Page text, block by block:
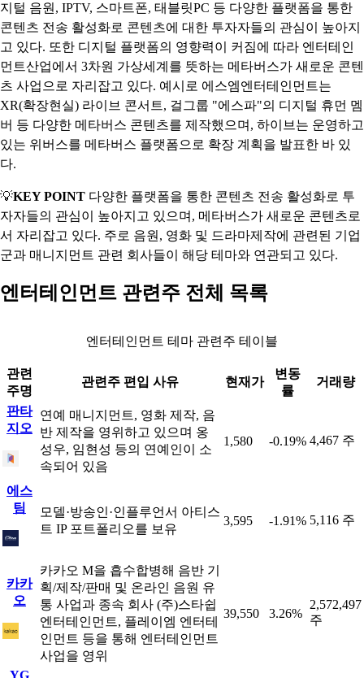
지털 음원, IPTV, 스마트폰, 태블릿PC 등 다양한 플랫폼을 통한
콘텐츠 전송 활성화로 콘텐츠에 대한 투자자들의 관심이 높아지
고 있다. 또한 디지털 플랫폼의 영향력이 커짐에 따라 엔터테인
먼트산업에서 3차원 가상세계를 뜻하는 메타버스가 새로운 콘텐
츠 사업으로 자리잡고 있다. 예시로 에스엠엔터테인먼트는
XR(확장현실) 라이브 콘서트, 걸그룹 "에스파"의 디지털 휴먼 멤
버 등 다양한 메타버스 콘텐츠를 제작했으며, 하이브는 운영하고
있는 위버스를 메타버스 플랫폼으로 확장 계획을 발표한 바 있
다.
💡KEY POINT 다양한 플랫폼을 통한 콘텐츠 전송 활성화로 투
자자들의 관심이 높아지고 있으며, 메타버스가 새로운 콘텐츠로
서 자리잡고 있다. 주로 음원, 영화 및 드라마제작에 관련된 기업
군과 매니지먼트 관련 회사들이 해당 테마와 연관되고 있다.
엔터테인먼트 관련주 전체 목록
엔터테인먼트 테마 관련주 테이블
관련
주명
관련주 편입 사유 현재가
변동
률
거래량
판타
지오
연예 매니지먼트, 영화 제작, 음
반 제작을 영위하고 있으며 옹
성우, 임현성 등의 연예인이 소
속되어 있음
1,580 -0.19% 4,467 주
에스
팀
모델·방송인·인플루언서 아티스
트 IP 포트폴리오를 보유
3,595 -1.91% 5,116 주
카카
오
카카오 M을 흡수합병해 음반 기
획/제작/판매 및 온라인 음원 유
통 사업과 종속 회사 (주)스타쉽
엔터테인먼트, 플레이엠 엔터테
인먼트 등을 통해 엔터테인먼트
사업을 영위
39,550 3.26%
2,572,497
주
YG